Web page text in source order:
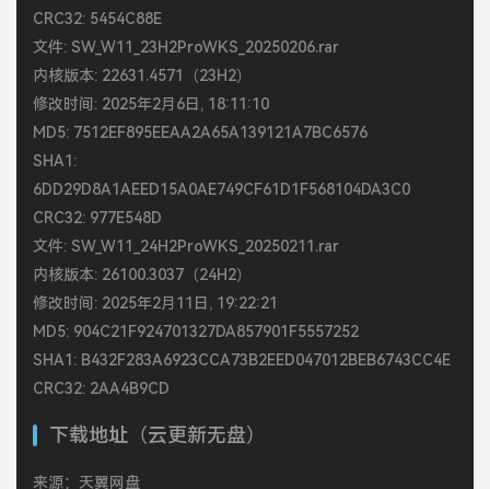
CRC32: 5454C88E
文件: SW_W11_23H2ProWKS_20250206.rar
内核版本: 22631.4571（23H2）
修改时间: 2025年2月6日, 18:11:10
MD5: 7512EF895EEAA2A65A139121A7BC6576
SHA1:
6DD29D8A1AEED15A0AE749CF61D1F568104DA3C0
CRC32: 977E548D
文件: SW_W11_24H2ProWKS_20250211.rar
内核版本: 26100.3037（24H2）
修改时间: 2025年2月11日, 19:22:21
MD5: 904C21F924701327DA857901F5557252
SHA1: B432F283A6923CCA73B2EED047012BEB6743CC4E
CRC32: 2AA4B9CD
下载地址（云更新无盘）
来源：天翼网盘